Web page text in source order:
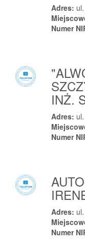
Adres:
Numer
INŻ.
Adres:
Numer
Adres:
Numer